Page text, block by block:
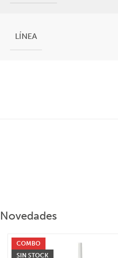
LÍNEA
Novedades
COMBO
SIN STOCK